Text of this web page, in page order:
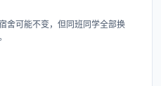
可能不变，但同班同学全部换